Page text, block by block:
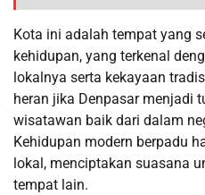
Kota ini adalah tempat yang
kehidupan, yang terkenal
lokalnya serta kekayaan
heran jika Denpasar menjadi
wisatawan baik dari dalam
Kehidupan modern berpadu
lokal, menciptakan suasana
tempat lain.